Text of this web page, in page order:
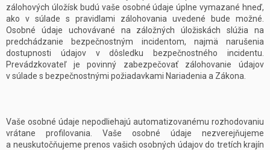
zálohových úložísk budú vaše osobné údaje úplne vymazané hneď,
ako v súlade s pravidlami zálohovania uvedené bude možné.
Osobné údaje uchovávané na záložných úložiskách slúžia na
predchádzanie bezpečnostným incidentom, najmä narušenia
dostupnosti údajov v dôsledku bezpečnostného incidentu.
Prevádzkovateľ je povinný zabezpečovať zálohovanie údajov
v súlade s bezpečnostnými požiadavkami Nariadenia a Zákona.
Vaše osobné údaje nepodliehajú automatizovanému rozhodovaniu
vrátane profilovania. Vaše osobné údaje nezverejňujeme
a neuskutočňujeme prenos vašich osobných údajov do tretích krajín